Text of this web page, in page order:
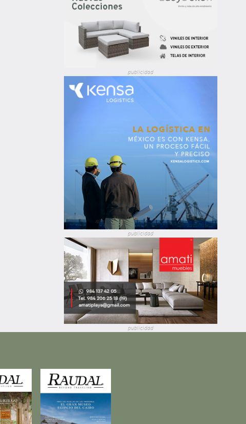
publicidad
publicidad
publicidad